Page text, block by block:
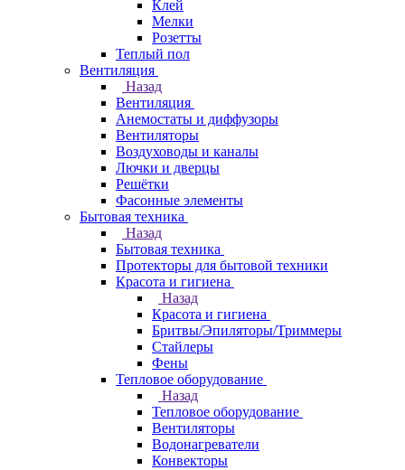
Клей
Мелки
Розетты
Теплый пол
Вентиляция
Назад
Вентиляция
Анемостаты и диффузоры
Вентиляторы
Воздуховоды и каналы
Лючки и дверцы
Решётки
Фасонные элементы
Бытовая техника
Назад
Бытовая техника
Протекторы для бытовой техники
Красота и гигиена
Назад
Красота и гигиена
Бритвы/Эпиляторы/Триммеры
Стайлеры
Фены
Тепловое оборудование
Назад
Тепловое оборудование
Вентиляторы
Водонагреватели
Конвекторы